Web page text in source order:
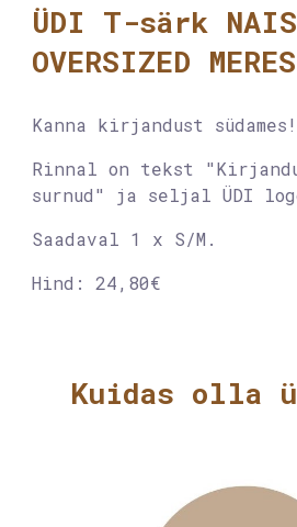
ÜDI T-särk
OVERSIZED
Kanna kirjandust südames!
Rinnal on tekst
surnud"
ja seljal ÜDI
Saadaval 1 x S/M.
Hind:24,80€
Kuidas olla